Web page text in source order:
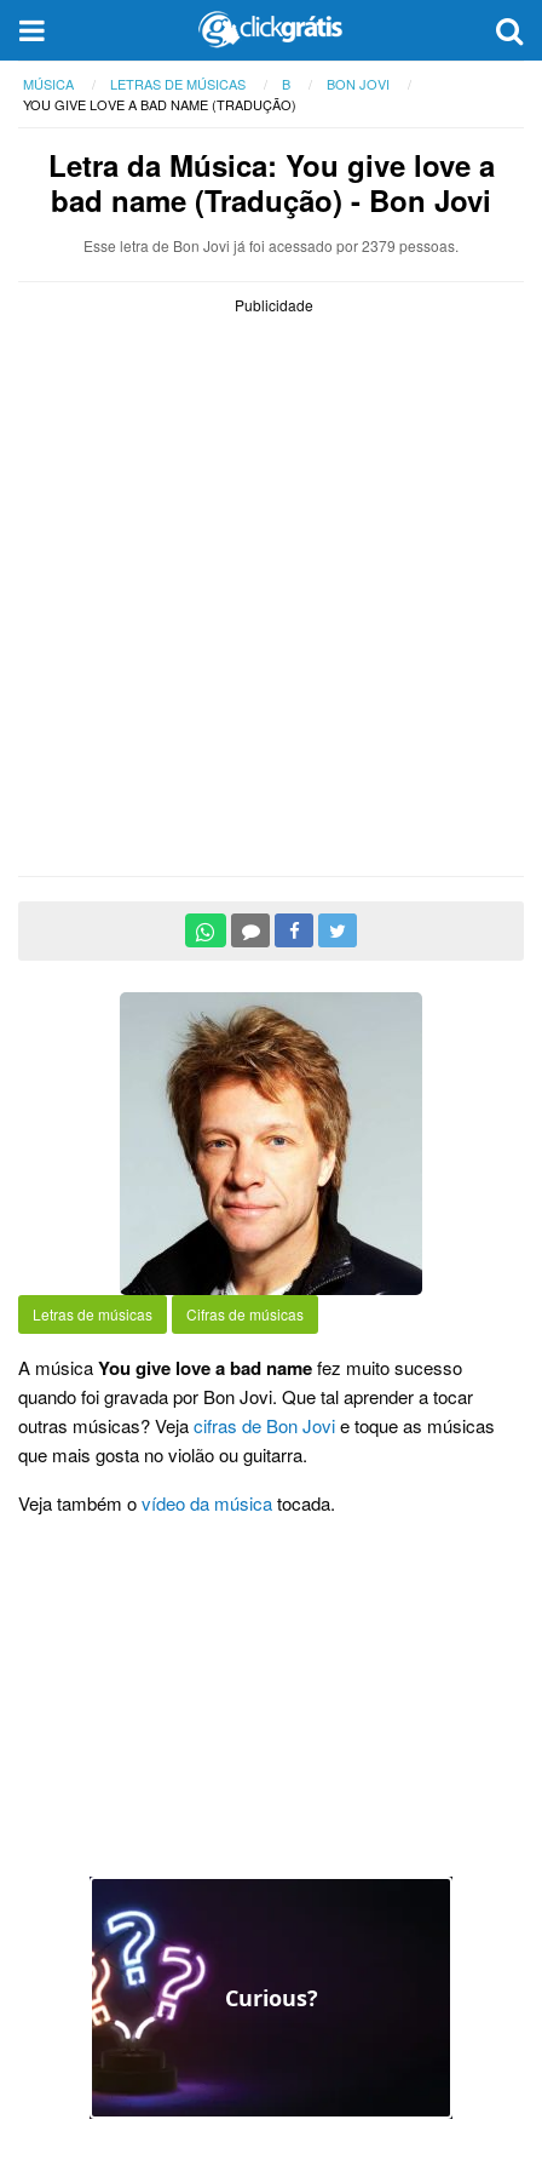
MÚSICA LETRAS DE MÚSICAS B
BON JOVI
YOU GIVE LOVE A BAD NAME (TRADUÇÃO)
Letra da Música: You give love a
bad name (Tradução) - Bon Jovi
Esse letra de Bon Jovi já foi acessado por 2379 pessoas.
Publicidade
Letras de músicas Cifras de músicas
A músicaYou give love a bad namefez muito sucesso
quando foi gravada por Bon Jovi. Que tal aprender a tocar
outras músicas? Vejacifras de Bon Jovie toque as músicas
que mais gosta no violão ou guitarra.
Veja também ovídeo da músicatocada.